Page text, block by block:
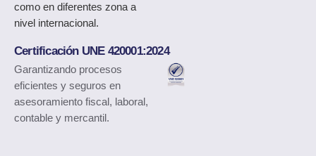
como en diferentes zona a
nivel internacional.
Certificación UNE 420001:2024
Garantizando procesos
eficientes y seguros en
asesoramiento fiscal, laboral,
contable y mercantil.